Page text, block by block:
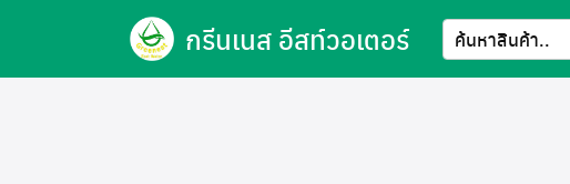
กรีนเนส อีสท์วอเตอร์